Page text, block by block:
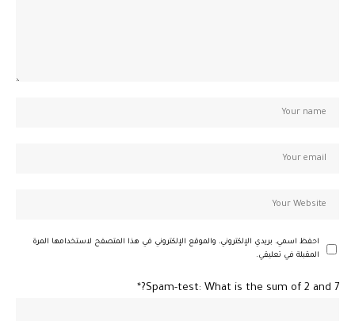
احفظ اسمي، بريدي الإلكتروني، والموقع الإلكتروني في هذا المتصفح لاستخدامها المرة
المقبلة في تعليقي.
Spam-test: What is the sum of 2 and 7?*